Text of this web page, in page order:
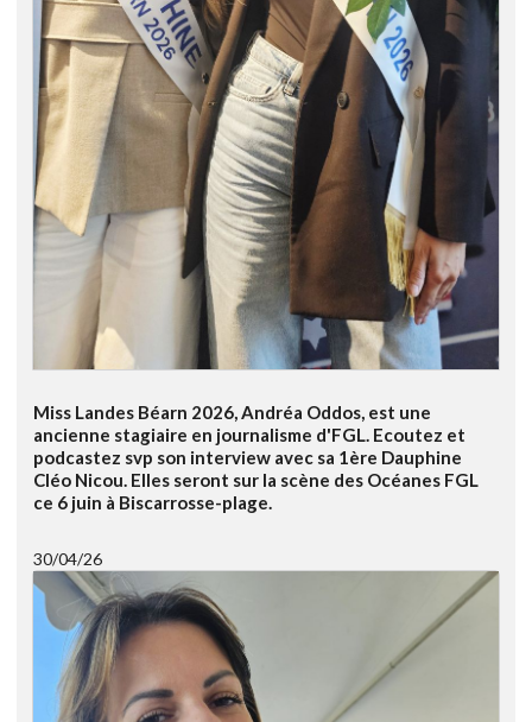
Miss Landes Béarn 2026, Andréa Oddos, est une
ancienne stagiaire en journalisme d'FGL. Ecoutez et
podcastez svp son interview avec sa 1ère Dauphine
Cléo Nicou. Elles seront sur la scène des Océanes FGL
ce 6 juin à Biscarrosse-plage.
30/04/26